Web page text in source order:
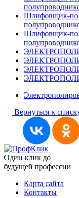
Шлифовщик-
Шлифовщик-
Вернуться к
Один клик до
будущей профессии
Карта сайта
Контакты